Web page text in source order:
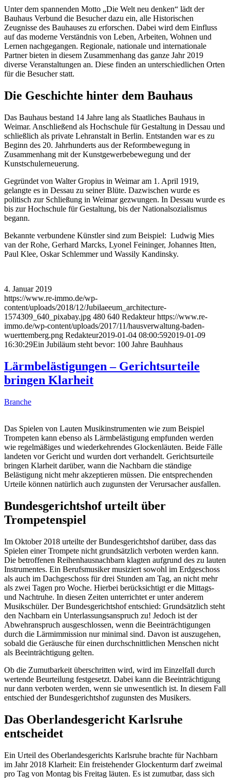
Unter dem spannenden Motto „Die Welt neu denken“ lädt der
Bauhaus Verbund die Besucher dazu ein, alle Historischen
Zeugnisse des Bauhauses zu erforschen. Dabei wird dem Einfluss
auf das moderne Verständnis von Leben, Arbeiten, Wohnen und
Lernen nachgegangen. Regionale, nationale und internationale
Partner bieten in diesem Zusammenhang das ganze Jahr 2019
diverse Veranstaltungen an. Diese finden an unterschiedlichen Orten
für die Besucher statt.
Die Geschichte hinter dem Bauhaus
Das Bauhaus bestand 14 Jahre lang als Staatliches Bauhaus in
Weimar. Anschließend als Hochschule für Gestaltung in Dessau und
schließlich als private Lehranstalt in Berlin. Entstanden war es zu
Beginn des 20. Jahrhunderts aus der Reformbewegung in
Zusammenhang mit der Kunstgewerbebewegung und der
Kunstschulerneuerung.
Gegründet von Walter Gropius in Weimar am 1. April 1919,
gelangte es in Dessau zu seiner Blüte. Dazwischen wurde es
politisch zur Schließung in Weimar gezwungen. In Dessau wurde es
bis zur Hochschule für Gestaltung, bis der Nationalsozialismus
begann.
Bekannte verbundene Künstler sind zum Beispiel: Ludwig Mies
van der Rohe, Gerhard Marcks, Lyonel Feininger, Johannes Itten,
Paul Klee, Oskar Schlemmer und Wassily Kandinsky.
4. Januar 2019
https://www.re-immo.de/wp-
content/uploads/2018/12/Jubilaeeum_architecture-
1574309_640_pixabay.jpg 480 640 Redakteur https://www.re-
immo.de/wp-content/uploads/2017/11/hausverwaltung-baden-
wuerttemberg.png Redakteur2019-01-04 08:00:592019-01-09
16:30:29Ein Jubiläum steht bevor: 100 Jahre Bauhhaus
Lärmbelästigungen – Gerichtsurteile
bringen Klarheit
Branche
Das Spielen von Lauten Musikinstrumenten wie zum Beispiel
Trompeten kann ebenso als Lärmbelästigung empfunden werden
wie regelmäßiges und wiederkehrendes Glockenläuten. Beide Fälle
landeten vor Gericht und wurden dort verhandelt. Gerichtsurteile
bringen Klarheit darüber, wann die Nachbarn die ständige
Belästigung nicht mehr akzeptieren müssen. Die entsprechenden
Urteile können natürlich auch zugunsten der Verursacher ausfallen.
Bundesgerichtshof urteilt über
Trompetenspiel
Im Oktober 2018 urteilte der Bundesgerichtshof darüber, dass das
Spielen einer Trompete nicht grundsätzlich verboten werden kann.
Die betroffenen Reihenhausnachbarn klagten aufgrund des zu lauten
Instrumentes. Ein Berufsmusiker musiziert sowohl im Erdgeschoss
als auch im Dachgeschoss für drei Stunden am Tag, an nicht mehr
als zwei Tagen pro Woche. Hierbei berücksichtigt er die Mittags-
und Nachtruhe. In diesen Zeiten unterrichtet er unter anderem
Musikschüler. Der Bundesgerichtshof entschied: Grundsätzlich steht
den Nachbarn ein Unterlassungsanspruch zu! Jedoch ist der
Abwehranspruch ausgeschlossen, wenn die Beeinträchtigungen
durch die Lärmimmission nur minimal sind. Davon ist auszugehen,
sobald die Geräusche für einen durchschnittlichen Menschen nicht
als Beeinträchtigung gelten.
Ob die Zumutbarkeit überschritten wird, wird im Einzelfall durch
wertende Beurteilung festgesetzt. Dabei kann die Beeinträchtigung
nur dann verboten werden, wenn sie unwesentlich ist. In diesem Fall
entschied der Bundesgerichtshof zugunsten des Musikers.
Das Oberlandesgericht Karlsruhe
entscheidet
Ein Urteil des Oberlandesgerichts Karlsruhe brachte für Nachbarn
im Jahr 2018 Klarheit: Ein freistehender Glockenturm darf zweimal
pro Tag von Montag bis Freitag läuten. Es ist zumutbar, dass sich